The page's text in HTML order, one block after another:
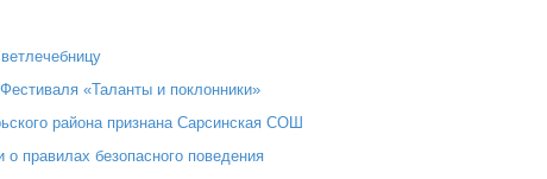
«Таланты и поклонники»
района признана Сарсинская СОШ
правилах безопасного поведения